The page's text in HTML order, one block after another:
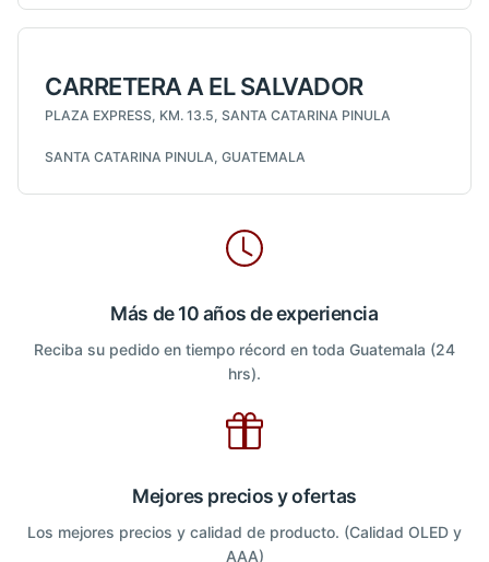
CARRETERA A EL SALVADOR
PLAZA EXPRESS, KM. 13.5, SANTA CATARINA PINULA
SANTA CATARINA PINULA, GUATEMALA
Más de 10 años de experiencia
Reciba su pedido en tiempo récord en toda Guatemala (24
hrs).
Mejores precios y ofertas
Los mejores precios y calidad de producto. (Calidad OLED y
AAA)